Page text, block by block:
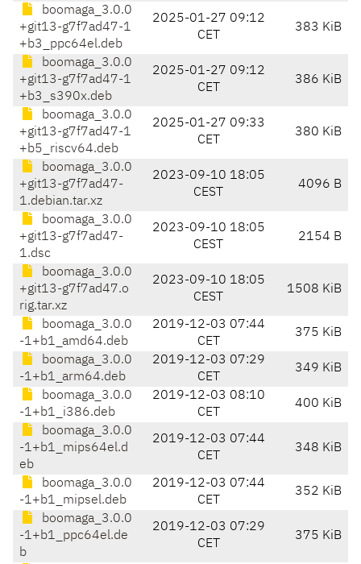
boomaga_3.0.0
+git13-g7f7ad47-1
+b3_ppc64el.deb
2025-01-27 09:12
CET
383 KiB
boomaga_3.0.0
+git13-g7f7ad47-1
+b3_s390x.deb
2025-01-27 09:12
CET
386 KiB
boomaga_3.0.0
+git13-g7f7ad47-1
+b5_riscv64.deb
2025-01-27 09:33
CET
380 KiB
boomaga_3.0.0
+git13-g7f7ad47-
1.debian.tar.xz
2023-09-10 18:05
CEST
4096 B
boomaga_3.0.0
+git13-g7f7ad47-
1.dsc
2023-09-10 18:05
CEST
2154 B
boomaga_3.0.0
+git13-g7f7ad47.o
rig.tar.xz
2023-09-10 18:05
CEST
1508 KiB
boomaga_3.0.0
-1+b1_amd64.deb
2019-12-03 07:44
CET
375 KiB
boomaga_3.0.0
-1+b1_arm64.deb
2019-12-03 07:29
CET
349 KiB
boomaga_3.0.0
-1+b1_i386.deb
2019-12-03 08:10
CET
400 KiB
boomaga_3.0.0
-1+b1_mips64el.d
eb
2019-12-03 07:44
CET
348 KiB
boomaga_3.0.0
-1+b1_mipsel.deb
2019-12-03 07:44
CET
352 KiB
boomaga_3.0.0
-1+b1_ppc64el.de
b
2019-12-03 07:29
CET
375 KiB